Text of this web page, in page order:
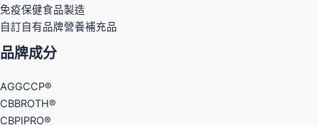
免疫保健食品製造
自訂自有品牌營養補充品
品牌成分
AGGCCP®
CBBROTH®
CBPIPRO®